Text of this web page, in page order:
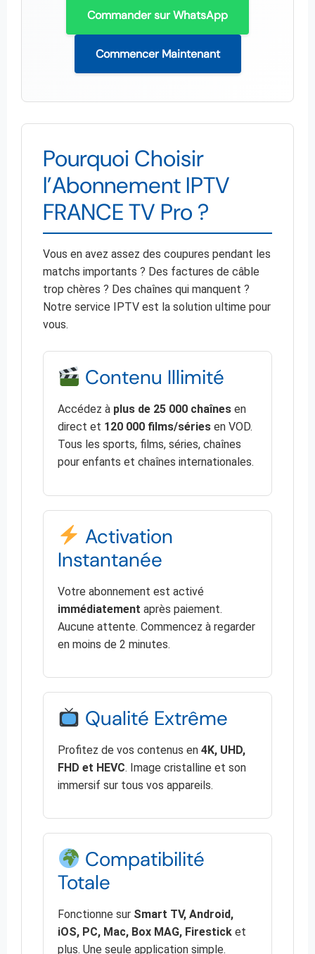
Commander sur WhatsApp
Commencer Maintenant
Pourquoi Choisir
l’Abonnement IPTV
FRANCE TV Pro ?
Vous en avez assez des coupures pendant les
matchs importants ? Des factures de câble
trop chères ? Des chaînes qui manquent ?
Notre service IPTV est la solution ultime pour
vous.
Contenu Illimité
Accédez à plus de 25 000 chaînes en
direct et 120 000 films/séries en VOD.
Tous les sports, films, séries, chaînes
pour enfants et chaînes internationales.
Activation
Instantanée
Votre abonnement est activé
immédiatement après paiement.
Aucune attente. Commencez à regarder
en moins de 2 minutes.
Qualité Extrême
Profitez de vos contenus en 4K, UHD,
FHD et HEVC. Image cristalline et son
immersif sur tous vos appareils.
Compatibilité
Totale
Fonctionne sur Smart TV, Android,
iOS, PC, Mac, Box MAG, Firestick et
plus. Une seule application simple.